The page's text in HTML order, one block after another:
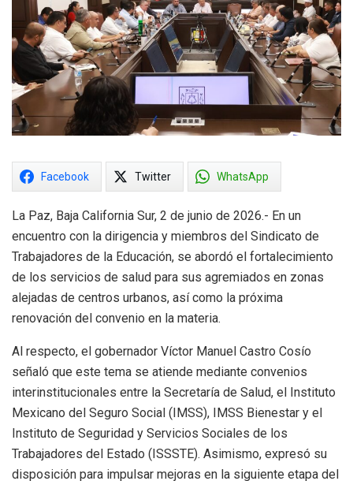
Facebook Twitter WhatsApp
La Paz, Baja California Sur, 2 de junio de 2026.- En un
encuentro con la dirigencia y miembros del Sindicato de
Trabajadores de la Educación, se abordó el fortalecimiento
de los servicios de salud para sus agremiados en zonas
alejadas de centros urbanos, así como la próxima
renovación del convenio en la materia.
Al respecto, el gobernador Víctor Manuel Castro Cosío
señaló que este tema se atiende mediante convenios
interinstitucionales entre la Secretaría de Salud, el Instituto
Mexicano del Seguro Social (IMSS), IMSS Bienestar y el
Instituto de Seguridad y Servicios Sociales de los
Trabajadores del Estado (ISSSTE). Asimismo, expresó su
disposición para impulsar mejoras en la siguiente etapa del